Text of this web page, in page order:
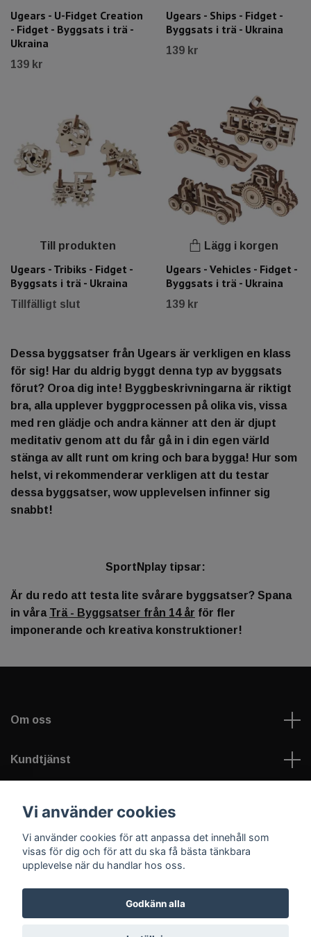
Ugears - U-Fidget Creation
- Fidget - Byggsats i trä -
Ukraina
139 kr
Ugears - Ships - Fidget -
Byggsats i trä - Ukraina
139 kr
Till produkten
Ugears - Tribiks - Fidget -
Byggsats i trä - Ukraina
Tillfälligt slut
Lägg i korgen
Ugears - Vehicles - Fidget -
Byggsats i trä - Ukraina
139 kr
Dessa byggsatser från Ugears är verkligen en klass
för sig! Har du aldrig byggt denna typ av byggsats
förut? Oroa dig inte! Byggbeskrivningarna är riktigt
bra, alla upplever byggprocessen på olika vis, vissa
med ren glädje och andra känner att den är djupt
meditativ genom att du får gå in i din egen värld
stänga av allt runt om kring och bara bygga! Hur som
helst, vi rekommenderar verkligen att du testar
dessa byggsatser, wow upplevelsen infinner sig
snabbt!
SportNplay tipsar:
Är du redo att testa lite svårare byggsatser? Spana
in våra Trä - Byggsatser från 14 år för fler
imponerande och kreativa konstruktioner!
Om oss
Kundtjänst
Sociala medier
Vi använder cookies
Vi använder cookies för att anpassa det innehåll som
visas för dig och för att du ska få bästa tänkbara
upplevelse när du handlar hos oss.
Godkänn alla